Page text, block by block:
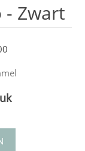
- Zwart